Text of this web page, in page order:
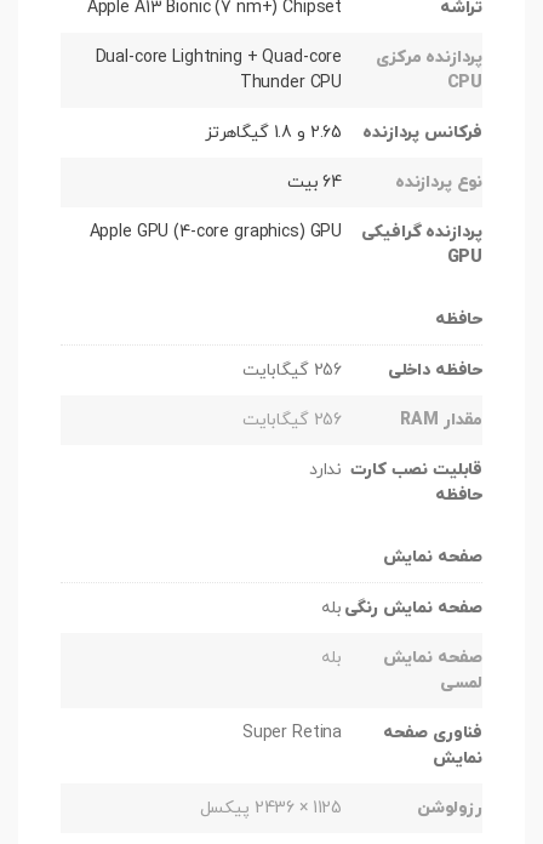
تراشه Apple A13 Bionic (7 nm+) Chipset
پردازنده مرکزی
CPU
Dual-core Lightning + Quad-core
Thunder CPU
فرکانس پردازنده 2.65 و 1.8 گیگاهرتز
نوع پردازنده 64 بیت
پردازنده گرافیکی
GPU
Apple GPU (4-core graphics) GPU
حافظه
حافظه داخلی 256 گیگابایت
مقدار RAM 256 گیگابایت
قابلیت نصب کارت
حافظه
ندارد
صفحه نمایش
صفحه نمایش رنگی بله
صفحه نمایش
لمسی
بله
فناوری صفحه
نمایش
Super Retina
رزولوشن 1125 × 2436 پیکسل